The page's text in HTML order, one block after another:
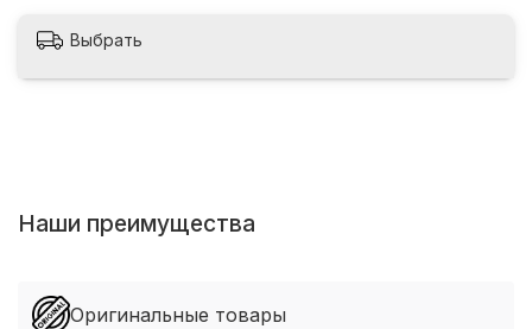
Выбрать
Наши преимущества
Оригинальные товары